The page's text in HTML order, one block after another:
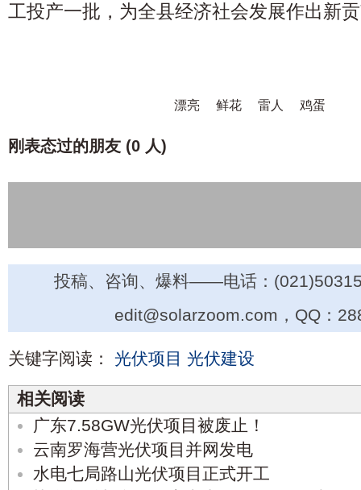
工投产一批，为全县经济社会发展作出新
漂亮 鲜花 雷人 鸡蛋
刚表态过的朋友 (0 人)
投稿、咨询、爆料——电话：
edit@solarzoom.com，QQ：
关键字阅读： 光伏项目 光伏建设
相关阅读
广东7.58GW光伏项目被废止！
云南罗海营光伏项目并网发电
水电七局路山光伏项目正式开工